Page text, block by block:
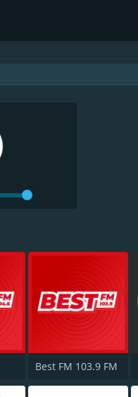
Best FM 103.9 FM